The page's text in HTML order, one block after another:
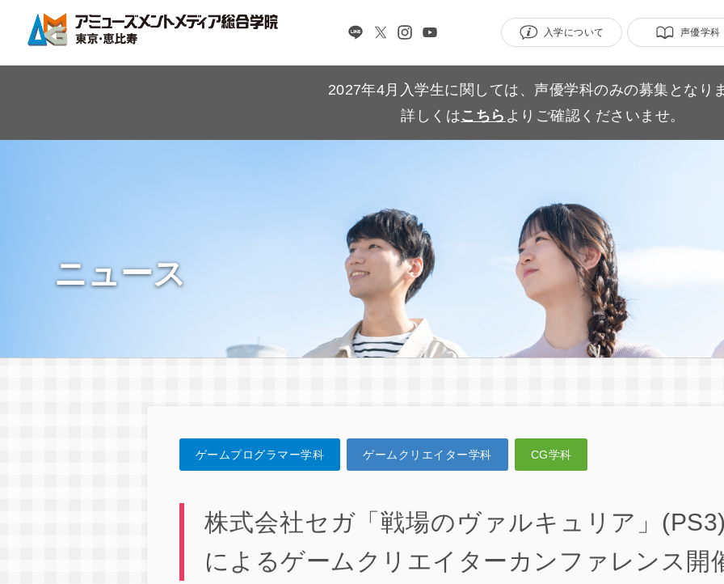
入学について 声優学科
2027年4月入学生に関しては、声優学科のみの募集となり
詳しくはこちら よりご確認くださいませ。
ニュース
ゲームプログラマー学科 ゲームクリエイター学科 CG学科
株式会社セガ「戦場のヴァルキュリア」
によるゲームクリエイターカンファレンス開